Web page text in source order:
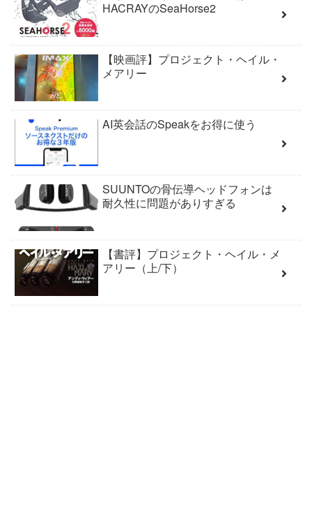
HACRAYのSeaHorse2
【映画評】プロジェクト・ヘイル・
メアリー
AI英会話のSpeakをお得に使う
SUUNTOの骨伝導ヘッドフォンは
耐久性に問題がありすぎる
【書評】プロジェクト・ヘイル・メ
アリー（上/下）